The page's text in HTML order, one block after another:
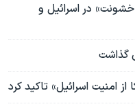
در اسرائیل و
امنیت اسرائیل» تاکید کرد